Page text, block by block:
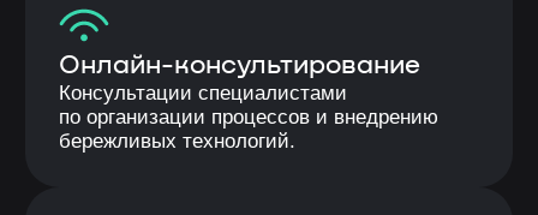
визуальных карт текущего состояния
процессов для анализа и оптимизации.
Диаграмма спагетти — визуализация
перемещений сотрудников на рабочем
месте для выявления неэффективных
перемещений и потерь.